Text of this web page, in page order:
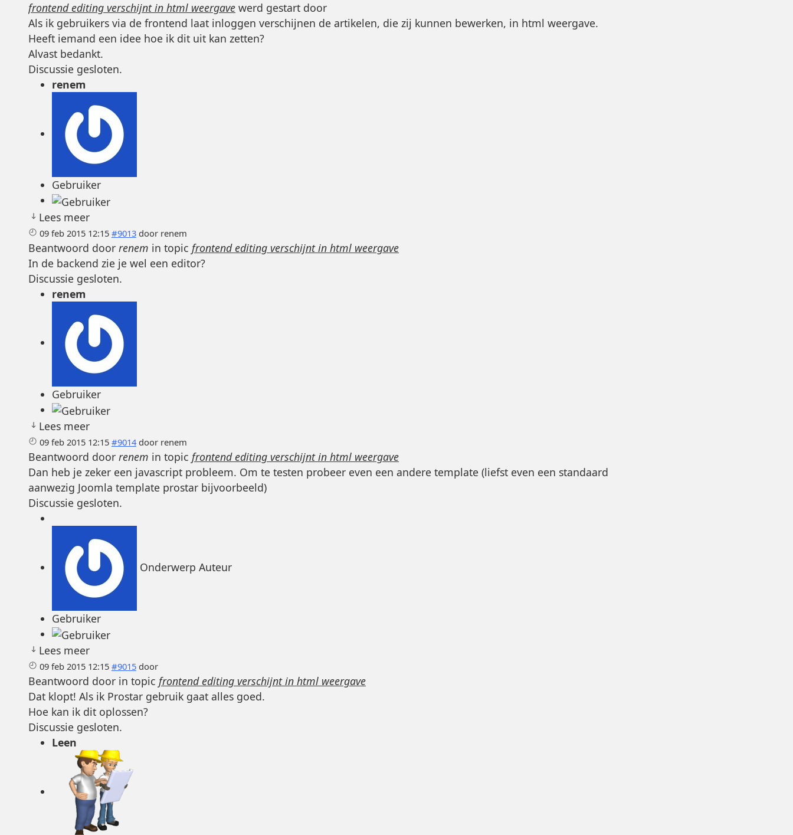
frontend editing verschijnt in html weergave werd gestart door
Als ik gebruikers via de frontend laat inloggen verschijnen de artikelen, die zij kunnen bewerken, in html weergave.
Heeft iemand een idee hoe ik dit uit kan zetten?
Alvast bedankt.
Discussie gesloten.
renem
Gebruiker
Lees meer
09 feb 2015 12:15 #9013 door renem
Beantwoord doorrenem in topic frontend editing verschijnt in html weergave
In de backend zie je wel een editor?
Discussie gesloten.
renem
Gebruiker
Lees meer
09 feb 2015 12:15 #9014 door renem
Beantwoord doorrenem in topicfrontend editing verschijnt in html weergave
Dan heb je zeker een javascript probleem. Om te testen probeer even een andere template (liefst even een standaard
aanwezig Joomla template prostar bijvoorbeeld)
Discussie gesloten.
Onderwerp Auteur
Gebruiker
Lees meer
09 feb 2015 12:15 #9015 door
Beantwoord door in topicfrontend editing verschijnt in html weergave
Dat klopt! Als ik Prostar gebruik gaat alles goed.
Hoe kan ik dit oplossen?
Discussie gesloten.
Leen